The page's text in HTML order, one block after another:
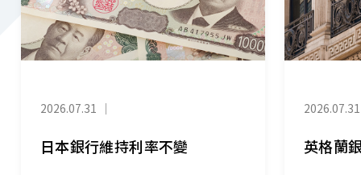
2026.07.31 ｜
日本銀行維持利率不變
2026.07.31
英格蘭